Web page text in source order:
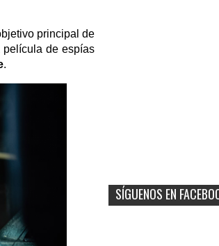
principal de
película de espías
.
SÍGUENOS EN